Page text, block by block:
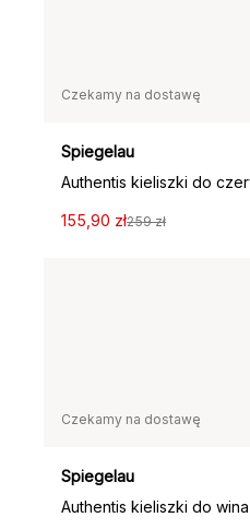
Czekamy na dostawę
Spiegelau
155,90 zł259 zł
Czekamy na dostawę
Spiegelau